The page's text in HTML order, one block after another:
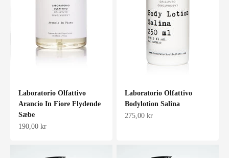
Laboratorio Olfattivo
Arancio In Fiore Flydende
Sæbe
Salgspris
190,00 kr
Laboratorio Olfattivo
Bodylotion Salina
Salgspris
275,00 kr